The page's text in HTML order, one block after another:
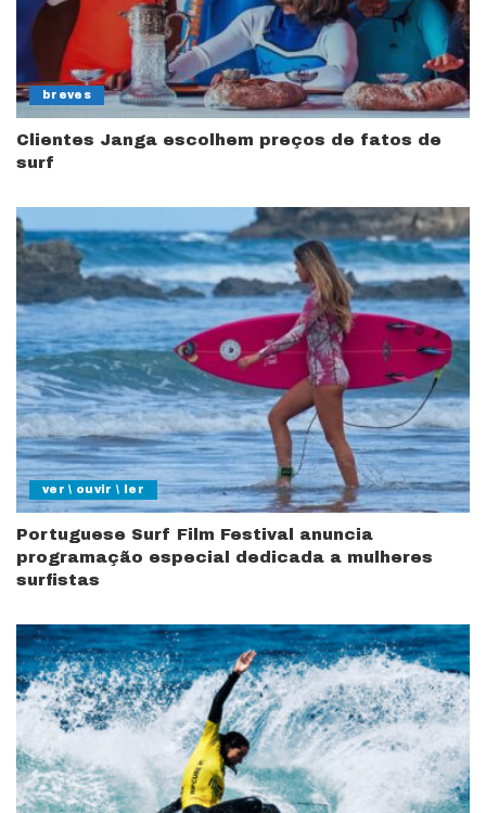
breves
Clientes Janga escolhem preços de fatos de
surf
ver \ ouvir \ ler
Portuguese Surf Film Festival anuncia
programação especial dedicada a mulheres
surfistas